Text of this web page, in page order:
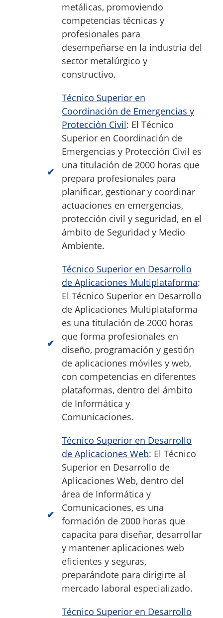
metálicas, promoviendo
competencias técnicas y
profesionales para
desempeñarse en la industria del
sector metalúrgico y
constructivo.
Técnico Superior en
Coordinación de Emergencias y
Protección Civil: El Técnico
Superior en Coordinación de
Emergencias y Protección Civil es
una titulación de 2000 horas que
prepara profesionales para
planificar, gestionar y coordinar
actuaciones en emergencias,
protección civil y seguridad, en el
ámbito de Seguridad y Medio
Ambiente.
Técnico Superior en Desarrollo
de Aplicaciones Multiplataforma:
El Técnico Superior en Desarrollo
de Aplicaciones Multiplataforma
es una titulación de 2000 horas
que forma profesionales en
diseño, programación y gestión
de aplicaciones móviles y web,
con competencias en diferentes
plataformas, dentro del ámbito
de Informática y
Comunicaciones.
Técnico Superior en Desarrollo
de Aplicaciones Web: El Técnico
Superior en Desarrollo de
Aplicaciones Web, dentro del
área de Informática y
Comunicaciones, es una
formación de 2000 horas que
capacita para diseñar, desarrollar
y mantener aplicaciones web
eficientes y seguras,
preparándote para dirigirte al
mercado laboral especializado.
Técnico Superior en Desarrollo